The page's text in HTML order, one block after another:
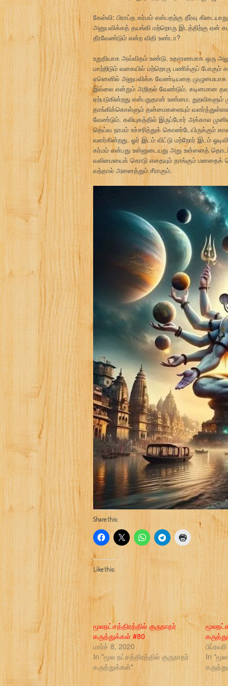
கேள்வி: பிராப்த கர்மம் என்பதற்கு தீர்வு
அனுபவிக்கத் தயங்கி மற்றொரு இடத்திற்கு ஏன்
தீரவேண்டும் என்ற விதி உண்டா?
உறுதியாக அவ்விதம் உண்டு. உதாரணமாக ஒரு
மாற்றிடும் வகையில் மற்றொரு பணிக்குப்
ஏனெனில் அனுபவிக்க வேண்டியதை முழுமையாக
இல்லை என்றும் அறிதல் வேண்டும். கடினமான
ஏற்படுகின்றது என்பதுதான் உண்மை.
தாங்கிக்கொள்ளும் தன்மைகளையும்
வேண்டும். கலியுகத்தில் இருப்போர் அக்கால
தெய்வ நாமம் உச்சரித்துக் கொண்டேயிருக்கும்
வளர்கின்றது. ஓர் இடம் விட்டு மற்றோர் இடம்
கர்மம் என்பது உன்னுடையது அது உன்னைத்
வலிமையைக் கொடு எதையும் தாங்கும் மனதைக்
வந்தால் அனைத்தும் சீராகும்.
Share this:
Like this:
மூலநட்சத்திரத்தில் குருநாதர்
கருத்துக்கள் #80
மார்ச் 8, 2020
In "மூல நட்சத்திரத்தில் குருநாதர்
கருத்துக்கள்"
In